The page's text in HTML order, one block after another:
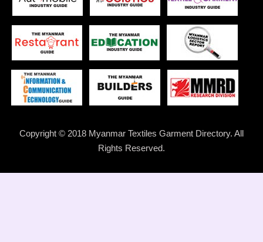
Copyright © 2018 Myanmar Textiles Garment Directory. All
Rights Reserved.